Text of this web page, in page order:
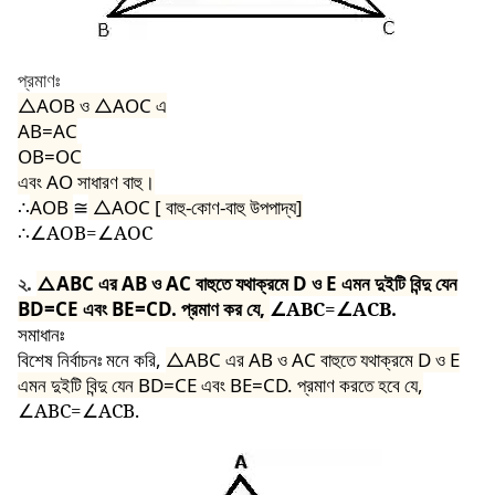
প্রমাণঃ
△AOBও △AOC এ
AB=AC
OB=OC
এবং AO সাধারণ বাহু।
∴AOB ≅ △AOC [বাহু-কোণ-বাহু উপপাদ্য]
∴∠AOB=∠AOC
২. △ABC এর AB ও AC বাহুতে যথাক্রমে D ও E এমন দুইটি বিন্দু যেন
BD=CE এবং BE=CD. প্রমাণ কর যে, ∠ABC=∠ACB.
সমাধানঃ
বিশেষ নির্বাচনঃ মনে করি, △ABC এর AB ও AC বাহুতে যথাক্রমে D ও E
এমন দুইটি বিন্দু যেন BD=CE এবং BE=CD. প্রমাণ করতে হবে যে,
∠ABC=∠ACB.